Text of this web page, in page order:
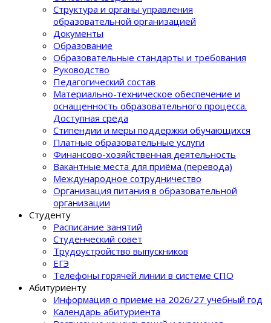
Структура и органы управления
образовательной организацией
Документы
Образование
Образовательные стандарты и требования
Руководство
Педагогический состав
Материально-техническое обеспечение и
оснащенность образовательного процеcса.
Доступная среда
Стипендии и меры поддержки обучающихся
Платные образовательные услуги
Финансово-хозяйственная деятельность
Вакантные места для приёма (перевода)
Международное сотрудничество
Организация питания в образовательной
организации
Студенту
Расписание занятий
Студенческий совет
Трудоустройство выпускников
ЕГЭ
Телефоны горячей линии в системе СПО
Абитуриенту
Информация о приеме на 2026/27 учебный год
Календарь абитуриента